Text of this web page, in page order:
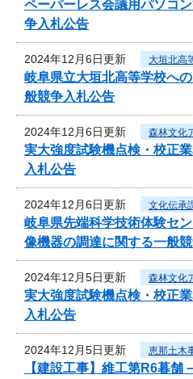
ペーパーレス会議用パソコ
争入札公告
2024年12月6日更新 大垣北高
岐阜県立大垣北高等学校へ
般競争入札公告
2024年12月6日更新 森林文化
実大強度試験機点検・校正
入札公告
2024年12月6日更新 文化伝承
岐阜県先端科学技術体験セ
像機器の調達に関する一般
2024年12月5日更新 森林文化
実大強度試験機点検・校正
入札公告
2024年12月5日更新 恵那土木
【建設工事】維工第R6暮